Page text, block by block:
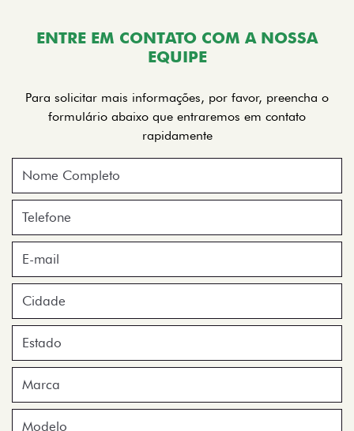
ENTRE EM CONTATO COM A NOSSA
EQUIPE
Para solicitar mais informações, por favor, preencha o
formulário abaixo que entraremos em contato
rapidamente